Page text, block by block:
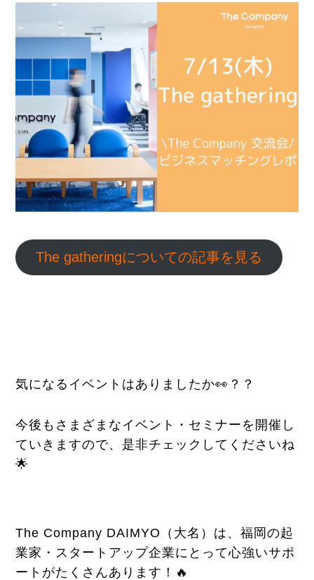
The gatheringについての記事を見る
気になるイベントはありましたか👀？？
今後もさまざまなイベント・セミナーを開催し
ていきますので、是非チェックしてくださいね
🌟
The Company DAIMYO（大名）は、福岡の起
業家・スタートアップ企業にとって心強いサポ
ートがたくさんあります！🔥